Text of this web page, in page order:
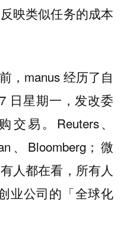
映类似任务的成本
，manus 经历了自
日星期一，发改委
易。Reuters、
、Bloomberg；微
人都在看，所有人
业公司的「全球化